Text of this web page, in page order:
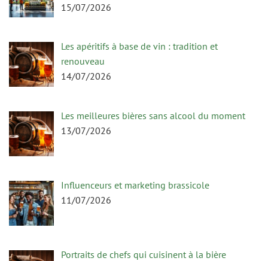
15/07/2026
Les apéritifs à base de vin : tradition et
renouveau
14/07/2026
Les meilleures bières sans alcool du moment
13/07/2026
Influenceurs et marketing brassicole
11/07/2026
Portraits de chefs qui cuisinent à la bière